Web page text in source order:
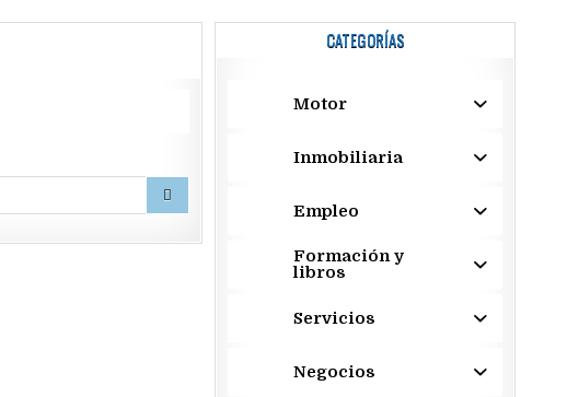
CATEGORÍAS
Motor
Inmobiliaria
Empleo
Formación y
libros
Servicios
Negocios